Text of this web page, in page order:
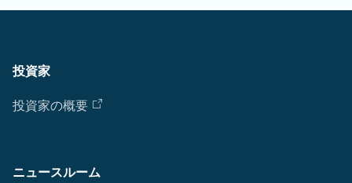
投資家
投資家の概要
ニュースルーム